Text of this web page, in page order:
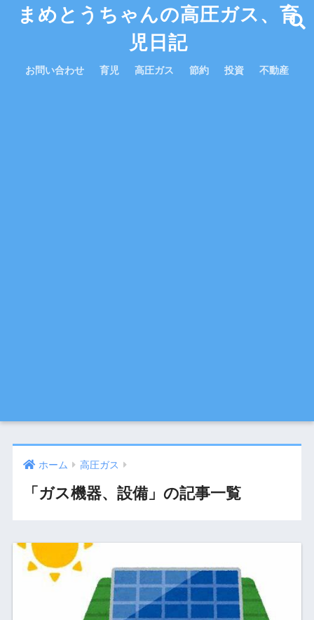
まめとうちゃんの高圧ガス、育
児日記
お問い合わせ 育児 高圧ガス 節約 投資 不動産
ホーム 高圧ガス
「ガス機器、設備」の記事一覧